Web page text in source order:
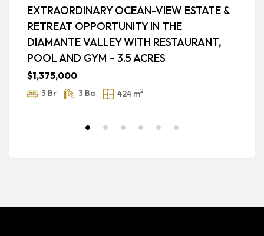
EXTRAORDINARY OCEAN-VIEW ESTATE &
RETREAT OPPORTUNITY IN THE
DIAMANTE VALLEY WITH RESTAURANT,
POOL AND GYM – 3.5 ACRES
$1,375,000
3 Br 3 Ba 424 m2